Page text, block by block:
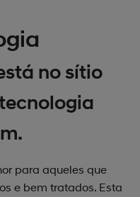
no sítio
para aqueles que
e bem tratados. Esta